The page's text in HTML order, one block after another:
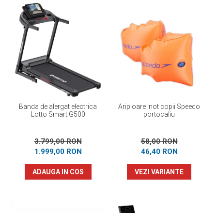
Banda de alergat electrica
Lotto Smart G500
3.799,00 RON
1.999,00 RON
ADAUGA IN COS
Aripioare inot copii Speedo
portocaliu
58,00 RON
46,40 RON
VEZI VARIANTE